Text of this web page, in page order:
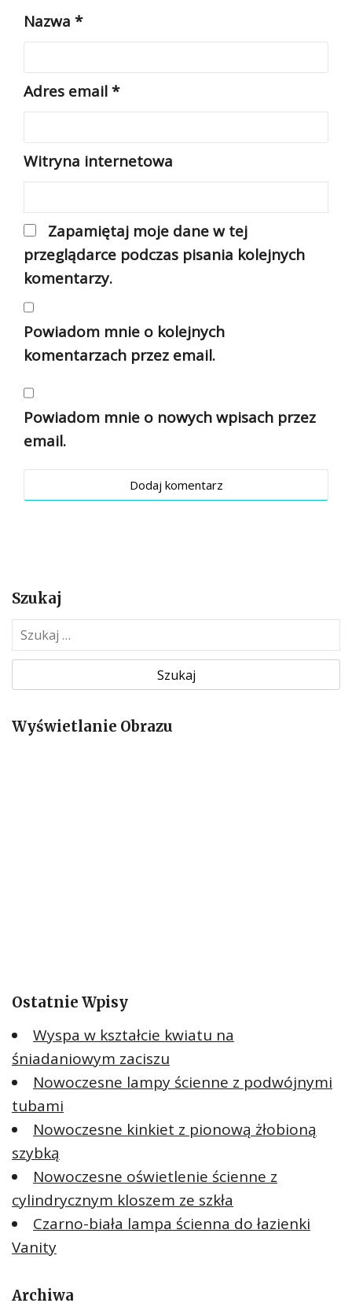
Nazwa *
Adres email*
Witryna internetowa
Zapamiętaj moje dane w tej
przeglądarce podczas pisania kolejnych
komentarzy.
Powiadom mnie o kolejnych
komentarzach przez email.
Powiadom mnie o nowych wpisach przez
email.
Szukaj
z
k
jWyświetlanie Obrazu
Ostatnie Wpisy
Wyspa w kształcie kwiatu na
śniadaniowym zaciszu
Nowoczesne lampy ścienne z podwójnymi
tubami
Nowoczesne kinkiet z pionową żłobioną
szybką
Nowoczesne oświetlenie ścienne z
cylindrycznym kloszem ze szkła
Czarno-biała lampa ścienna do łazienki
Vanity
Archiwa